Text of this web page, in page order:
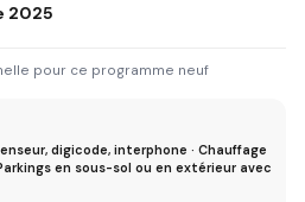
2025
pour ce programme neuf
digicode, interphone · Chauffage
en sous-sol ou en extérieur avec